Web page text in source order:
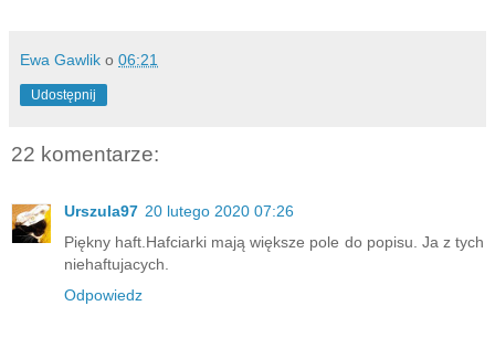
Ewa Gawlik o 06:21
Udostępnij
22 komentarze:
Urszula97 20 lutego 2020 07:26
Piękny haft.Hafciarki mają większe pole do popisu. Ja z tych
niehaftujacych.
Odpowiedz